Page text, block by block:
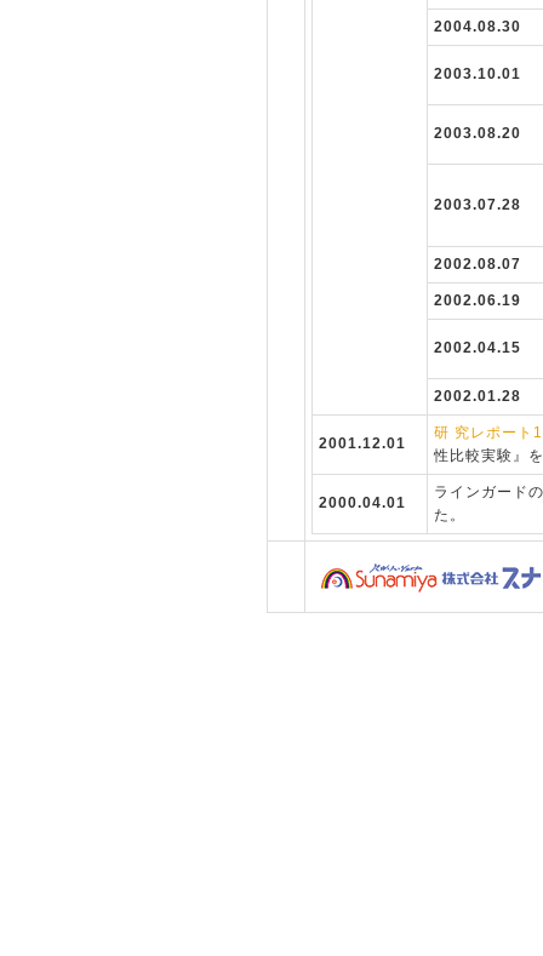
2004.08.30
2003.10.01
2003.08.20
2003.07.28
2002.08.07
2002.06.19
2002.04.15
2002.01.28
2001.12.01
研 究レポート1
性比較実験』
2000.04.01
ラインガード
た。